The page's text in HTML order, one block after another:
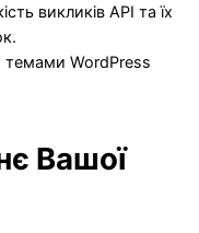
викликів API та їх
темами WordPress
Вашої